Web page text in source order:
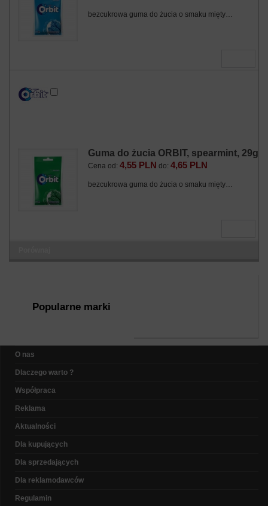
bezcukrowa guma do żucia o smaku mięty…
Guma do żucia ORBIT, spearmint, 29g
Cena od: 4,55 PLN do: 4,65 PLN
bezcukrowa guma do żucia o smaku mięty…
Popularne marki
O nas
Dlaczego warto ?
Współpraca
Reklama
Aktualności
Dla kupujących
Dla sprzedających
Dla reklamodawców
Regulamin